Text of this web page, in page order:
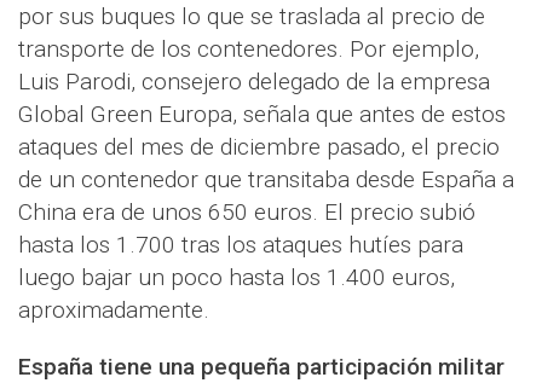
por sus buques lo que se traslada al precio de
transporte de los contenedores. Por ejemplo,
Luis Parodi, consejero delegado de la empresa
Global Green Europa, señala que antes de estos
ataques del mes de diciembre pasado, el precio
de un contenedor que transitaba desde España a
China era de unos 650 euros. El precio subió
hasta los 1.700 tras los ataques hutíes para
luego bajar un poco hasta los 1.400 euros,
aproximadamente.
España tiene una pequeña participación militar